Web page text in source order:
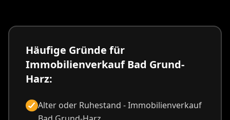
Häufige Gründe für
Immobilienverkauf Bad Grund-
Harz:
Alter oder Ruhestand - Immobilienverkauf